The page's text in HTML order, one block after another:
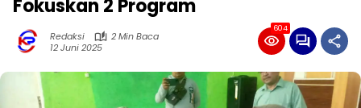
Fokuskan 2 Program
Redaksi
2 Min Baca
12 Juni 2025
604